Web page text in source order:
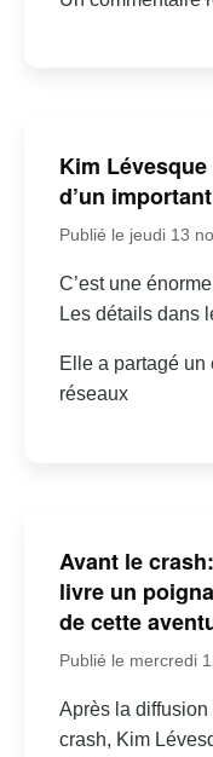
Kim
d’un
Publié le jeudi 13
C’est une
Les détails dans
Elle a partagé un
réseaux
Avant le
livre un
de cette
Publié le mercredi
Après la diffusion
crash, Kim